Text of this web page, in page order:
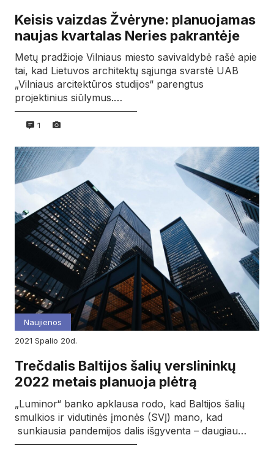
Keisis vaizdas Žvėryne: planuojamas
naujas kvartalas Neries pakrantėje
Metų pradžioje Vilniaus miesto savivaldybė rašė apie
tai, kad Lietuvos architektų sąjunga svarstė UAB
„Vilniaus arcitektūros studijos“ parengtus
projektinius siūlymus.…
1
Naujienos
2021
spalio 20d.
Trečdalis Baltijos šalių verslininkų
2022 metais planuoja plėtrą
„Luminor“ banko apklausa rodo, kad Baltijos šalių
smulkios ir vidutinės įmonės (SVĮ) mano, kad
sunkiausia pandemijos dalis išgyventa – daugiau…